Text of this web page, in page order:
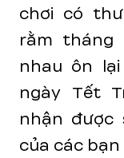
chơi có
rằm tháng
nhau ôn
ngày Tết
nhận được
của các